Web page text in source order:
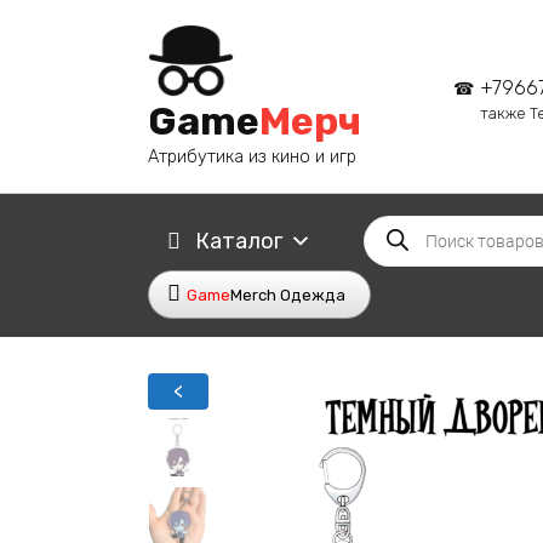
GameМерч
Атрибутика из кино и игр
также
Каталог
Поиск
товаров
GameMerch Одежда
<